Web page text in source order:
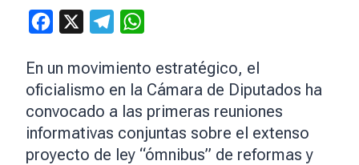
Facebook Telegram
En un movimiento estratégico, el
oficialismo en la Cámara de Diputados ha
convocado a las primeras reuniones
informativas conjuntas sobre el extenso
proyecto de ley “ómnibus” de reformas y